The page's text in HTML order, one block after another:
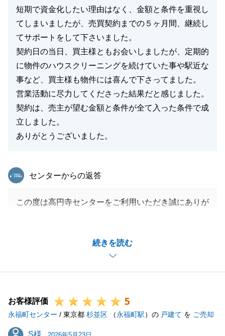
短期で資金化したい理由はなく、金額と条件を重視し
てしまいましたが、売買契約までの５ヶ月間、継続し
てサポートをして下さいました。
契約日の当日、買主様ともお会いしましたが、定期的
に物件のハウスクリーニングを続けていた事や駅近な
事など、買主様も物件には喜んで下さってました。
営業活動に尽力してくださった結果だと感じました。
契約は、売主が望む金額と条件が全て入った条件で成
立しました。
ありがとうございました。
続きを読む
東急リバブル
センターからの返答
この度は高円寺センターをご利用いただき誠にありが
と、大変光栄でございます。
毎月の清掃業者様の手配をしていただいたこと、お荷
物等の整理を事前にしていただいたこともあり、物件
伝わる物件でございました。
改めて、ご尽力いただきましたこと感謝申し上げま
す。
お客様評価 5
永福町センター / 東京都 杉並区 （永福町駅）の 戸建て を ご売却
S様
S様